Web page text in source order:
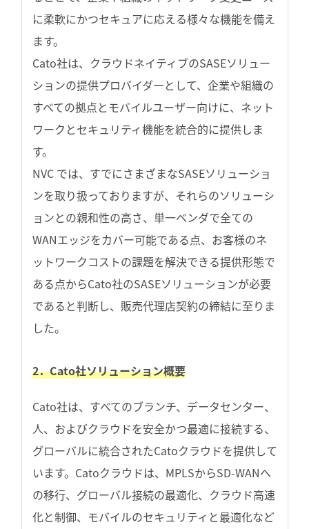
に柔軟にかつセキュアに応える様々な機能を備え
ます。
Cato社は、クラウドネイティブのSASEソリュー
ションの提供プロバイダーとして、企業や組織の
すべての拠点とモバイルユーザー向けに、ネット
ワークとセキュリティ機能を統合的に提供しま
す。
NVC では、すでにさまざまなSASEソリューショ
ンを取り扱っておりますが、それらのソリューシ
ョンとの親和性の高さ、単一ベンダで全ての
WANエッジをカバー可能である点、お客様のネ
ットワークコストの課題を解決できる提供形態で
ある点からCato社のSASEソリューションが必要
であると判断し、販売代理店契約の締結に至りま
した。
2．Cato社ソリューション概要
Cato社は、すべてのブランチ、データセンター、
人、およびクラウドを安全かつ最適に接続する、
グローバルに統合されたCatoクラウドを提供して
います。Catoクラウドは、MPLSからSD-WANへ
の移行、グローバル接続の最適化、クラウド高速
化と制御、モバイルのセキュリティと最適化など